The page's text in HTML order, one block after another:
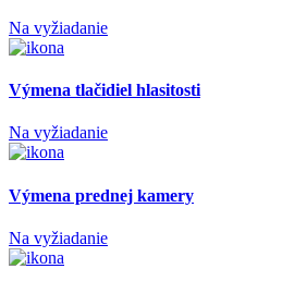
Na vyžiadanie
Výmena tlačidiel hlasitosti
Na vyžiadanie
Výmena prednej kamery
Na vyžiadanie